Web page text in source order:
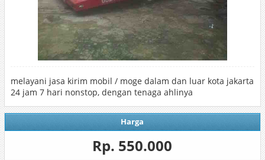
melayani jasa kirim mobil / moge dalam dan luar kota jakarta
24 jam 7 hari nonstop, dengan tenaga ahlinya
Harga
Rp. 550.000